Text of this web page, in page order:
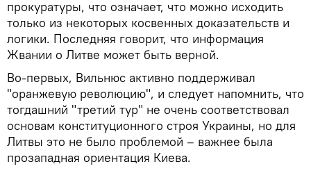
прокуратуры, что означает, что можно исходить
только из некоторых косвенных доказательств и
логики. Последняя говорит, что информация
Жвании о Литве может быть верной.
Во-первых, Вильнюс активно поддерживал
"оранжевую революцию", и следует напомнить, что
тогдашний "третий тур" не очень соответствовал
основам конституционного строя Украины, но для
Литвы это не было проблемой – важнее была
прозападная ориентация Киева.